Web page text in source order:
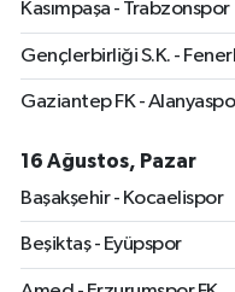
Kasımpaşa - Trabzonspor
Gençlerbirliği S.K. -
Gaziantep FK -
16 Ağustos, Pazar
Başakşehir - Kocaelispor
Beşiktaş - Eyüpspor